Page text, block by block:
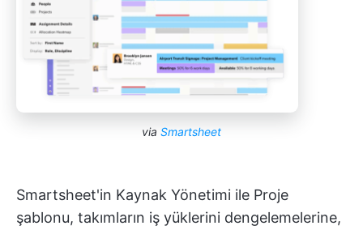
via Smartsheet
Smartsheet'in Kaynak Yönetimi ile Proje
şablonu, takımların iş yüklerini dengelemelerine,